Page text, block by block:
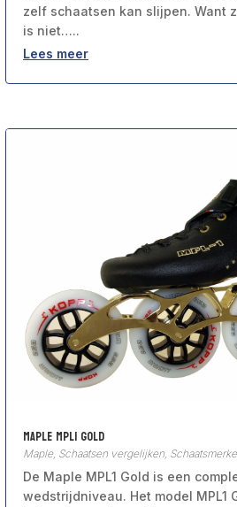
zelf schaatsen kan slijpen. Want
is niet…..
Lees meer
Maple MPL1 Gold
Maple, Schaatsen vergelijken,
De Maple MPL1 Gold is een
wedstrijdniveau. Het model MPL1